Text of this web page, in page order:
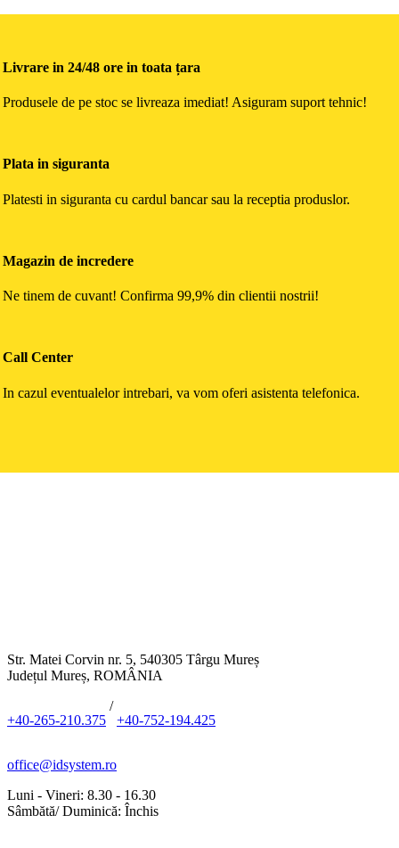
Livrare in 24/48 ore in toata țara
Produsele de pe stoc se livreaza imediat! Asiguram suport tehnic!
Plata in siguranta
Platesti in siguranta cu cardul bancar sau la receptia produslor.
Magazin de incredere
Ne tinem de cuvant! Confirma 99,9% din clientii nostrii!
Call Center
In cazul eventualelor intrebari, va vom oferi asistenta telefonica.
Str. Matei Corvin nr. 5, 540305 Târgu Mureș
Județul Mureș, ROMÂNIA
+40-265-210.375
/
+40-752-194.425
office@idsystem.ro
Luni - Vineri: 8.30 - 16.30
Sâmbătă/ Duminică: Închis